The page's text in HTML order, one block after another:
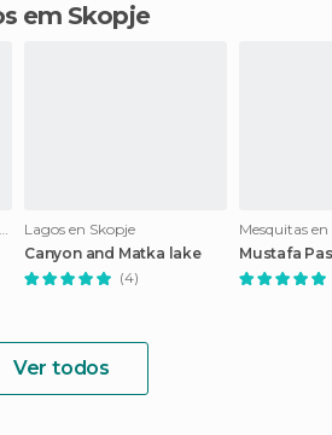
em Skopje
De interesse cultural en Skopje
Lagos en Skopje
Canyon and Matka lake
(4)
Mesquitas
Mustafa
Ver todos